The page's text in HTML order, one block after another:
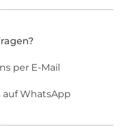
per E-Mail
auf WhatsApp